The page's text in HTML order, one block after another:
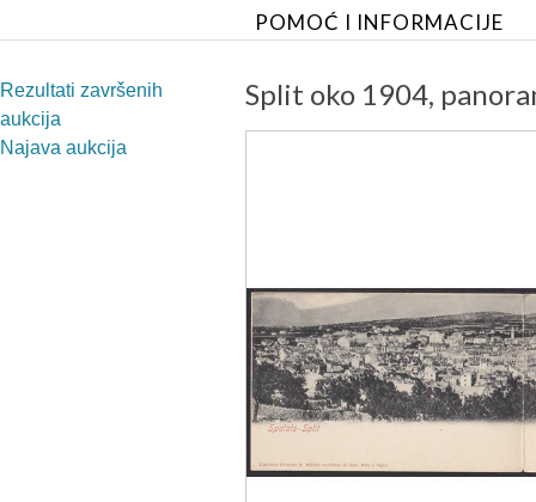
POMOĆ I INFORMACIJE
Rezultati završenih
aukcija
Najava aukcija
Split oko 1904,